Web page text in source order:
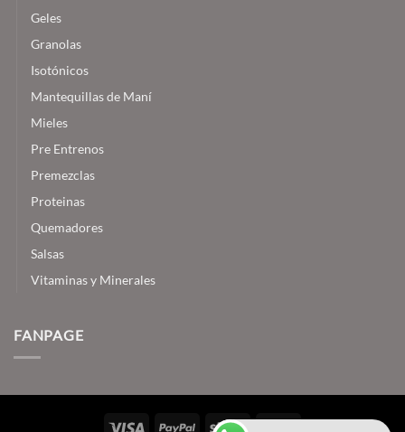
Geles
Granolas
Isotónicos
Mantequillas de Maní
Mieles
Pre Entrenos
Premezclas
Proteinas
Quemadores
Salsas
Vitaminas y Minerales
FANPAGE
Visa PayPal Stripe